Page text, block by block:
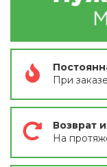
При
Возврат
На